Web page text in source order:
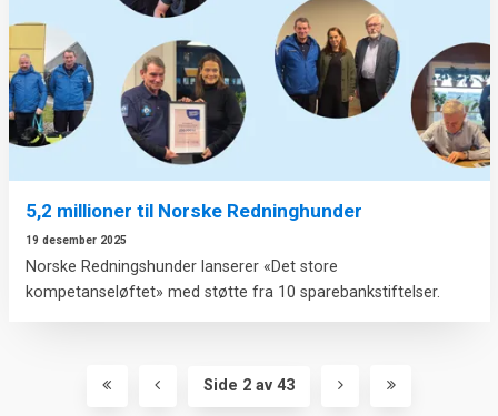
5,2 millioner til Norske Redninghunder
19 desember 2025
Norske Redningshunder lanserer «Det store
kompetanseløftet» med støtte fra 10 sparebankstiftelser.
Side 2 av 43